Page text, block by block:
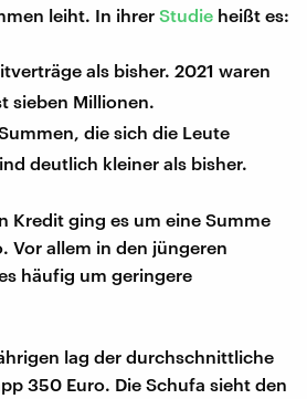
leiht. In ihrer Studie heißt es:
als bisher. 2021 waren
sieben Millionen.
die sich die Leute
deutlich kleiner als bisher.
Kredit ging es um eine Summe
Vor allem in den jüngeren
häufig um geringere
lag der durchschnittliche
350 Euro. Die Schufa sieht den